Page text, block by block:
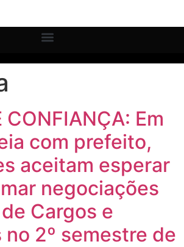
CONFIANÇA: Em
com prefeito,
aceitam esperar
negociações
Cargos e
no 2º semestre de